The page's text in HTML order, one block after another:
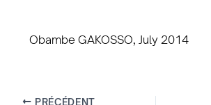
Obambe GAKOSSO, July 2014
PRÉCÉDENT